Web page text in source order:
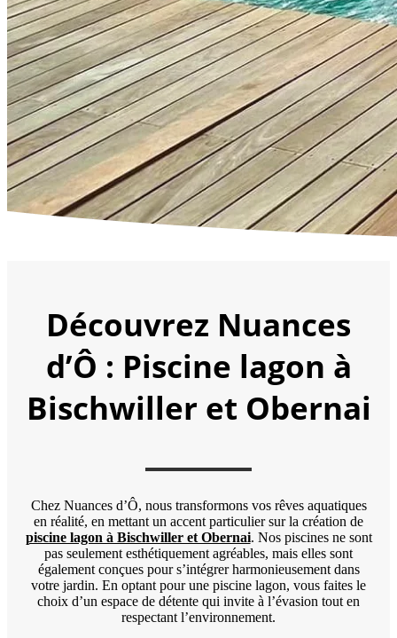
Découvrez Nuances
d’Ô : Piscine lagon à
Bischwiller et Obernai
Chez Nuances d’Ô, nous transformons vos rêves aquatiques
en réalité, en mettant un accent particulier sur la création de
piscine lagon à Bischwiller et Obernai. Nos piscines ne sont
pas seulement esthétiquement agréables, mais elles sont
également conçues pour s’intégrer harmonieusement dans
votre jardin. En optant pour une piscine lagon, vous faites le
choix d’un espace de détente qui invite à l’évasion tout en
respectant l’environnement.